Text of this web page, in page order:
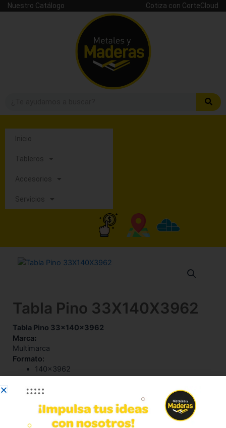
Nuestro Catálogo Cotiza con CorteCloud
Inicio
Tableros
Accesorios
Servicios
Tabla Pino 33X140X3962
Tabla Pino 33x140x3962
Marca:
Multimarca
Formato:
140×3962
Calibre:
Referencia :